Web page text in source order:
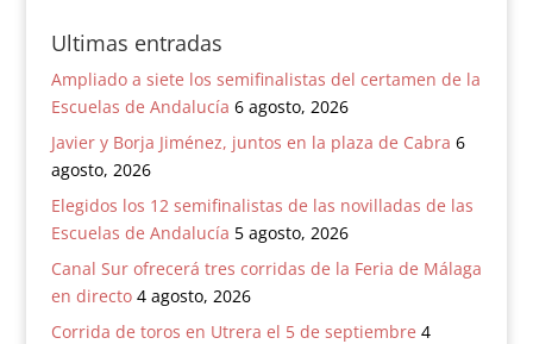
Ultimas entradas
Ampliado a siete los semifinalistas del certamen de la
Escuelas de Andalucía 6 agosto, 2026
Javier y Borja Jiménez, juntos en la plaza de Cabra 6
agosto, 2026
Elegidos los 12 semifinalistas de las novilladas de las
Escuelas de Andalucía 5 agosto, 2026
Canal Sur ofrecerá tres corridas de la Feria de Málaga
en directo 4 agosto, 2026
Corrida de toros en Utrera el 5 de septiembre 4